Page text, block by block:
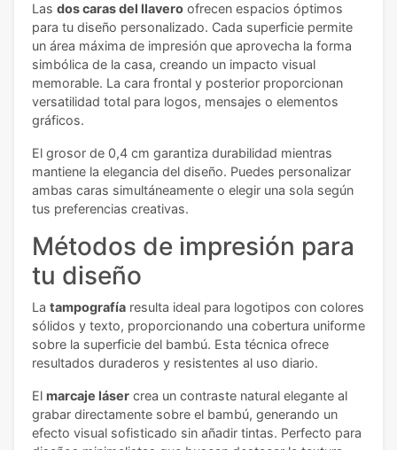
Las dos caras del llavero ofrecen espacios óptimos
para tu diseño personalizado. Cada superficie permite
un área máxima de impresión que aprovecha la forma
simbólica de la casa, creando un impacto visual
memorable. La cara frontal y posterior proporcionan
versatilidad total para logos, mensajes o elementos
gráficos.
El grosor de 0,4 cm garantiza durabilidad mientras
mantiene la elegancia del diseño. Puedes personalizar
ambas caras simultáneamente o elegir una sola según
tus preferencias creativas.
Métodos de impresión para
tu diseño
La tampografía resulta ideal para logotipos con colores
sólidos y texto, proporcionando una cobertura uniforme
sobre la superficie del bambú. Esta técnica ofrece
resultados duraderos y resistentes al uso diario.
El marcaje láser crea un contraste natural elegante al
grabar directamente sobre el bambú, generando un
efecto visual sofisticado sin añadir tintas. Perfecto para